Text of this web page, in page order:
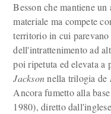
Besson che mantiene
materiale ma compete
territorio in cui
dell'intrattenimento ad
poi ripetuta ed elevata a
Jacksonnella trilogia de
Ancora fumetto alla
1980), diretto